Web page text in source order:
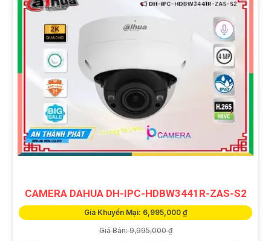
CAMERA DAHUA DH-IPC-HDBW3441R-ZAS-S2
Giá Khuyến Mại: 6,995,000 ₫
Giá Bán: 9,995,000 ₫